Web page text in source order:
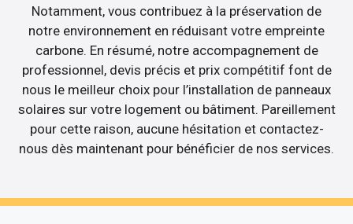
Notamment, vous contribuez à la préservation de
notre environnement en réduisant votre empreinte
carbone. En résumé, notre accompagnement de
professionnel, devis précis et prix compétitif font de
nous le meilleur choix pour l’installation de panneaux
solaires sur votre logement ou bâtiment. Pareillement
pour cette raison, aucune hésitation et contactez-
nous dès maintenant pour bénéficier de nos services.